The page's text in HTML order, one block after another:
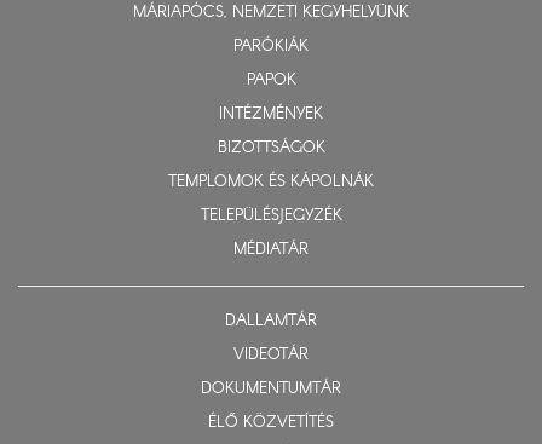
MÁRIAPÓCS, NEMZETI KEGYHELYÜNK
PARÓKIÁK
PAPOK
INTÉZMÉNYEK
BIZOTTSÁGOK
TEMPLOMOK ÉS KÁPOLNÁK
TELEPÜLÉSJEGYZÉK
MÉDIATÁR
DALLAMTÁR
VIDEOTÁR
DOKUMENTUMTÁR
ÉLŐ KÖZVETÍTÉS